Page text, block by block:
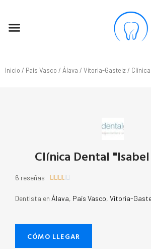
Inicio / País Vasco / Álava / Vitoria-Gasteiz/ Clínica
Clínica Dental
6 reseñas     
Dentista en Álava, País Vasco, Vitoria-
CÓMO LLEGAR